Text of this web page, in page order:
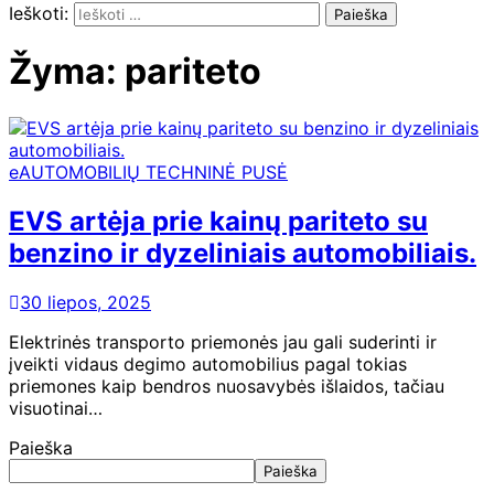
Ieškoti:
Žyma: pariteto
eAUTOMOBILIŲ TECHNINĖ PUSĖ
EVS artėja prie kainų pariteto su
benzino ir dyzeliniais automobiliais.
30 liepos, 2025
Elektrinės transporto priemonės jau gali suderinti ir
įveikti vidaus degimo automobilius pagal tokias
priemones kaip bendros nuosavybės išlaidos, tačiau
visuotinai…
Paieška
Paieška